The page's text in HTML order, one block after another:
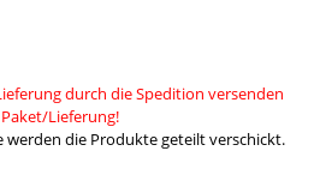
durch die Spedition versenden
Lieferung!
werden die Produkte geteilt verschickt.